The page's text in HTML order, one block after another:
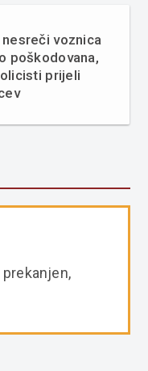
voznica
poškodovana,
prijeli